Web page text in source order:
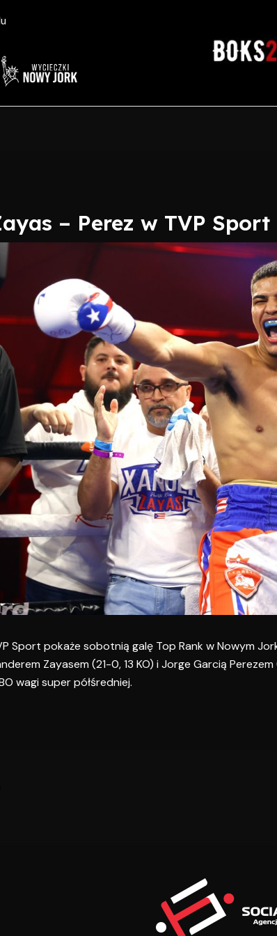
– Perez w TVP Sport
Sport pokaże sobotnią galę Top Rank w Nowym
Zayasem (21-0, 13 KO) i Jorge Garcią
wagi super półśredniej.